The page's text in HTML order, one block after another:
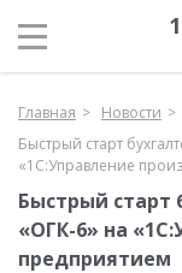
Главная
Новости
Быстрый старт
«1С:Управление
Быстрый старт
«ОГК-6» на
предприятием